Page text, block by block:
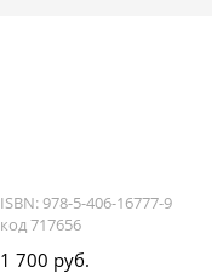
ISBN: 978-5-406-16777-9
код 717656
1 700 руб.